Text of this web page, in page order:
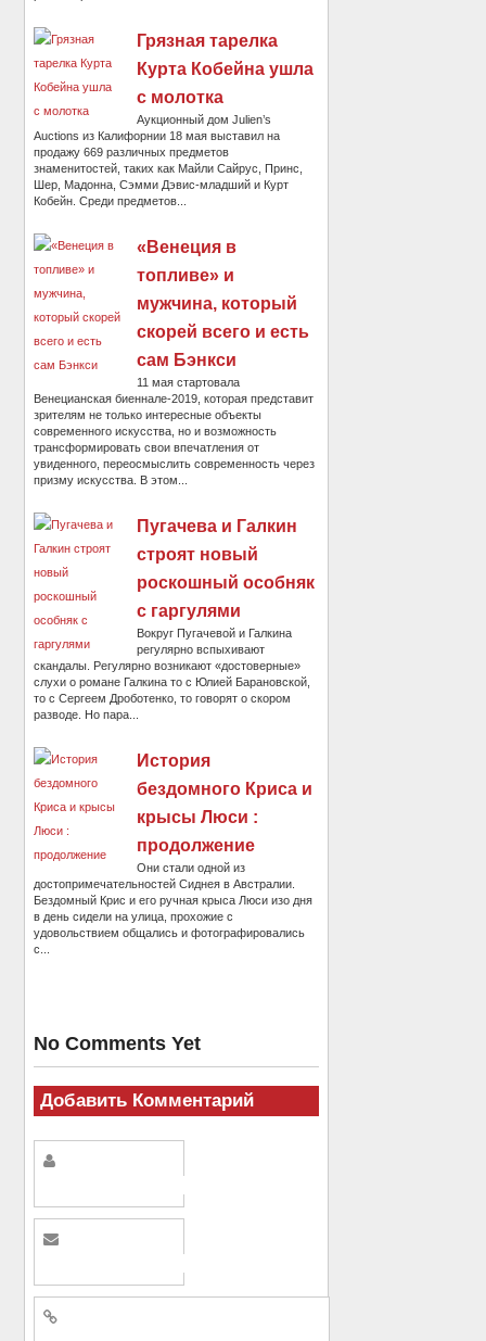
Грязная тарелка
Курта Кобейна ушла
с молотка
Аукционный дом Julien’s
Auctions из Калифорнии 18 мая выставил на
продажу 669 различных предметов
знаменитостей, таких как Майли Сайрус, Принс,
Шер, Мадонна, Сэмми Дэвис-младший и Курт
Кобейн. Среди предметов...
«Венеция в
топливе» и
мужчина, который
скорей всего и есть
сам Бэнкси
11 мая стартовала
Венецианская биеннале-2019, которая представит
зрителям не только интересные объекты
современного искусства, но и возможность
трансформировать свои впечатления от
увиденного, переосмыслить современность через
призму искусства. В этом...
Пугачева и Галкин
строят новый
роскошный особняк
с гаргулями
Вокруг Пугачевой и Галкина
регулярно вспыхивают
скандалы. Регулярно возникают «достоверные»
слухи о романе Галкина то с Юлией Барановской,
то с Сергеем Дроботенко, то говорят о скором
разводе. Но пара...
История
бездомного Криса и
крысы Люси :
продолжение
Они стали одной из
достопримечательностей Сиднея в Австралии.
Бездомный Крис и его ручная крыса Люси изо дня
в день сидели на улица, прохожие с
удовольствием общались и фотографировались
с...
No Comments Yet
Добавить Комментарий